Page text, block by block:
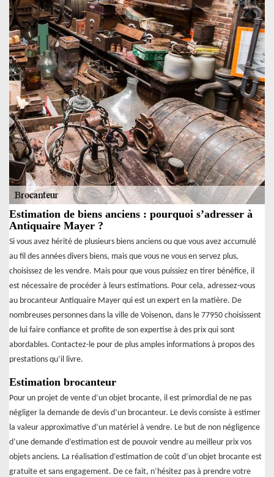
Estimation de biens anciens : pourquoi s’adresser à
Antiquaire Mayer ?
Si vous avez hérité de plusieurs biens anciens ou que vous avez accumulé
au fil des années divers biens, mais que vous ne vous en servez plus,
choisissez de les vendre. Mais pour que vous puissiez en tirer bénéfice, il
est nécessaire de procéder à leurs estimations. Pour cela, adressez-vous
au brocanteur Antiquaire Mayer qui est un expert en la matière. De
nombreuses personnes dans la ville de Voisenon, dans le 77950 choisissent
de lui faire confiance et profite de son expertise à des prix qui sont
abordables. Contactez-le pour de plus amples informations à propos des
prestations qu’il livre.
Estimation brocanteur
Pour un projet de vente d’un objet brocante, il est primordial de ne pas
négliger la demande de devis d’un brocanteur. Le devis consiste à estimer
la valeur approximative d’un matériel à vendre. Le but de non négligence
d’une demande d’estimation est de pouvoir vendre au meilleur prix vos
objets anciens. La réalisation d’estimation de coût d’un objet brocante est
gratuite et sans engagement. De ce fait, n’hésitez pas à prendre votre